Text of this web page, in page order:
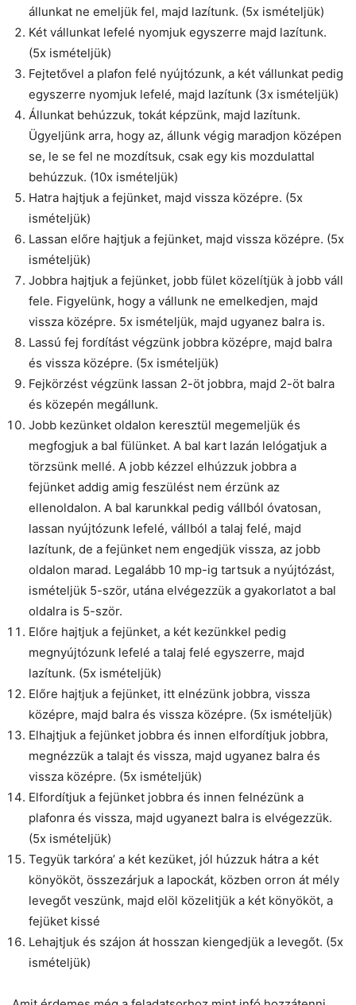
állunkat ne emeljük fel, majd lazítunk. (5x ismételjük)
Két vállunkat lefelé nyomjuk egyszerre majd lazítunk.
(5x ismételjük)
Fejtetővel a plafon felé nyújtózunk, a két vállunkat pedig
egyszerre nyomjuk lefelé, majd lazítunk (3x ismételjük)
Állunkat behúzzuk, tokát képzünk, majd lazítunk.
Ügyeljünk arra, hogy az, állunk végig maradjon középen
se, le se fel ne mozdítsuk, csak egy kis mozdulattal
behúzzuk. (10x ismételjük)
Hatra hajtjuk a fejünket, majd vissza középre. (5x
ismételjük)
Lassan előre hajtjuk a fejünket, majd vissza középre. (5x
ismételjük)
Jobbra hajtjuk a fejünket, jobb fület közelítjük à jobb váll
fele. Figyelünk, hogy a vállunk ne emelkedjen, majd
vissza középre. 5x ismételjük, majd ugyanez balra is.
Lassú fej fordítást végzünk jobbra középre, majd balra
és vissza középre. (5x ismételjük)
Fejkörzést végzünk lassan 2-öt jobbra, majd 2-öt balra
és közepén megállunk.
Jobb kezünket oldalon keresztül megemeljük és
megfogjuk a bal fülünket. A bal kart lazán lelógatjuk a
törzsünk mellé. A jobb kézzel elhúzzuk jobbra a
fejünket addig amig feszülést nem érzünk az
ellenoldalon. A bal karunkkal pedig vállból óvatosan,
lassan nyújtózunk lefelé, vállból a talaj felé, majd
lazítunk, de a fejünket nem engedjük vissza, az jobb
oldalon marad. Legalább 10 mp-ig tartsuk a nyújtózást,
ismételjük 5-ször, utána elvégezzük a gyakorlatot a bal
oldalra is 5-ször.
Előre hajtjuk a fejünket, a két kezünkkel pedig
megnyújtózunk lefelé a talaj felé egyszerre, majd
lazítunk. (5x ismételjük)
Előre hajtjuk a fejünket, itt elnézünk jobbra, vissza
középre, majd balra és vissza középre. (5x ismételjük)
Elhajtjuk a fejünket jobbra és innen elfordítjuk jobbra,
megnézzük a talajt és vissza, majd ugyanez balra és
vissza középre. (5x ismételjük)
Elfordítjuk a fejünket jobbra és innen felnézünk a
plafonra és vissza, majd ugyanezt balra is elvégezzük.
(5x ismételjük)
Tegyük tarkóra’ a két kezüket, jól húzzuk hátra a két
könyököt, összezárjuk a lapockát, közben orron át mély
levegőt veszünk, majd elöl közelitjük a két könyököt, a
fejüket kissé
Lehajtjuk és szájon át hosszan kiengedjük a levegőt. (5x
ismételjük)